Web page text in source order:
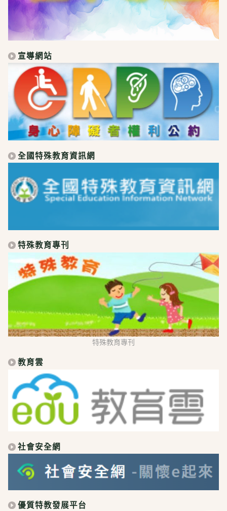
宣導網站
全國特殊教育資訊網
特殊教育專刊
特殊教育專刊
教育雲
社會安全網
優質特教發展平台